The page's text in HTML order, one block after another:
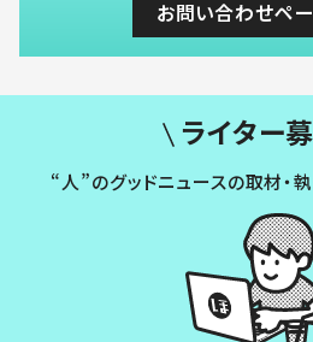
お問い合わせペ
ライター募
“人”のグッドニュースの取材・